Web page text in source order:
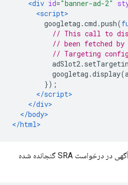
<div id="banner-ad-2"
<script>
googletag .cmd .push(
// This call to
// been fetched
// Targeting
adSlot2 .
googletag .display(
});
</script>
</div>
</body>
</html>
- پیکربندی اسلات آگهی در درخواست SRA گنجانده شده